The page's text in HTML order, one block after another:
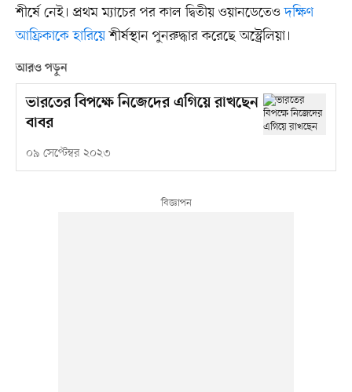
শীর্ষে নেই। প্রথম ম্যাচের পর কাল দ্বিতীয় ওয়ানডেতেওদক্ষিণ
আফ্রিকাকে হারিয়েশীর্ষস্থান পুনরুদ্ধার করেছে অস্ট্রেলিয়া।
আরও পড়ুন
ভারতের বিপক্ষে নিজেদের এগিয়ে রাখছেন
বাবর
০৯ সেপ্টেম্বর ২০২৩